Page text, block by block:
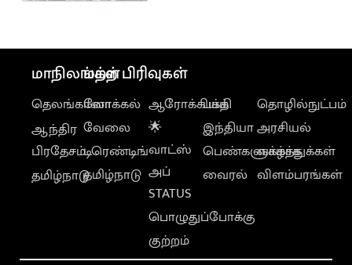
மாநிலங்கள்
தெலங்கானா
ஆந்திர
பிரதேசம்
தமிழ்நாடு
மற்ற பிரிவுகள்
லோக்கல்
வேலை
டிரெண்டிங்
தமிழ்நாடு
ஆரோக்கியம்
🌟
வாட்ஸ்
அப்
STATUS
பொழுதுப்போக்கு
குற்றம்
பக்தி
இந்தியா
பெண்களுக்காக
வைரல்
தொழில்நுட்பம்
அரசியல்
வாழ்த்துக்கள்
விளம்பரங்கள்